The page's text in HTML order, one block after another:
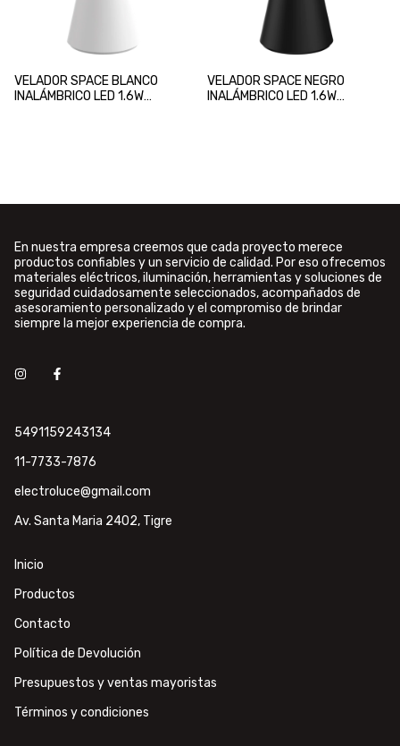
VELADOR SPACE BLANCO
INALÁMBRICO LED 1.6W
VELADOR SPACE NEGRO
INALÁMBRICO LED 1.6W
En nuestra empresa creemos que cada proyecto merece
productos confiables y un servicio de calidad. Por eso ofrecemos
materiales eléctricos, iluminación, herramientas y soluciones de
seguridad cuidadosamente seleccionados, acompañados de
asesoramiento personalizado y el compromiso de brindar
siempre la mejor experiencia de compra.
5491159243134
11-7733-7876
electroluce@gmail.com
Av. Santa Maria 2402, Tigre
Inicio
Productos
Contacto
Política de Devolución
Presupuestos y ventas mayoristas
Términos y condiciones